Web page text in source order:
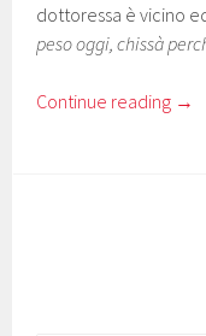
dottoressa è vicino
peso oggi, chissà
Continue reading →